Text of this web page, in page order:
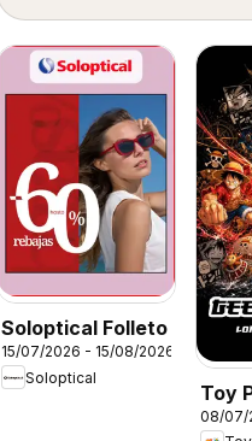
Soloptical Folleto
15/07/2026 - 15/08/2026
Soloptical
Toy
08/07/